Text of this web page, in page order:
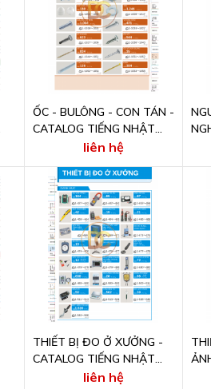
ỐC - BULÔNG - CON TÁN -
CATALOG TIẾNG NHẬT
liên hệ
THIẾT BỊ ĐO Ở XƯỞNG -
CATALOG TIẾNG NHẬT
liên hệ